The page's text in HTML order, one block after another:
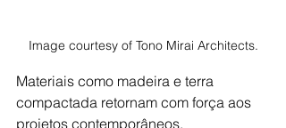
Image courtesy of Tono Mirai Architects.
Materiais como madeira e terra
compactada retornam com força aos
projetos contemporâneos.